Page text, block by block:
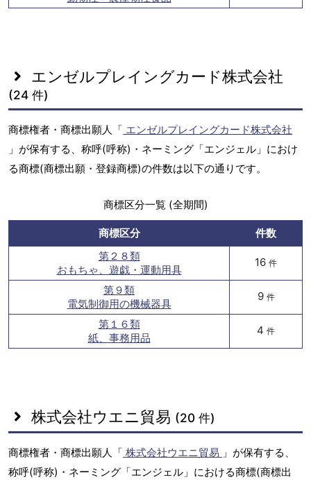
エンゼルプレイングカード株式会社
(24 件)
商標権者・商標出願人「 エンゼルプレイングカード株式会社
」が保有する、称呼(呼称)・ネーミング「エンジェル」におけ
る商標(商標出願・登録商標)の件数は以下の通りです。
商標区分一覧 (全期間)
商標区分
件数
第２８類
おもちゃ、遊戯・運動用具
16 件
第９類
電気制御用の機械器具
9 件
第１６類
紙、事務用品
4 件
株式会社ウエニ貿易 (20 件)
商標権者・商標出願人「 株式会社ウエニ貿易 」が保有する、
称呼(呼称)・ネーミング「エンジェル」における商標(商標出